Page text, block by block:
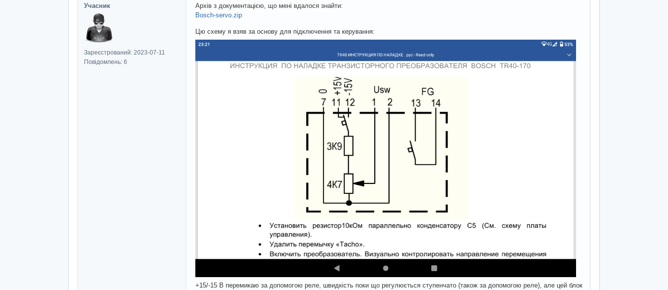
Учасник
Зареєстрований: 2023-07-11
Повідомлень: 6
Архів з документацією, що мені вдалося знайти:
Bosch-servo.zip
Цю схему я взяв за основу для підключення та керування:
+15/-15 В перемикаю за допомогою реле, швидкість поки що регулюється ступенчато (також за допомогою реле), але цей блок